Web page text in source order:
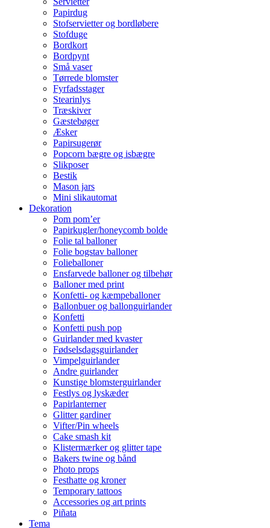
Papirdug
Stofservietter og bordløbere
Stofduge
Bordkort
Bordpynt
Små vaser
Tørrede blomster
Fyrfadsstager
Stearinlys
Træskiver
Gæstebøger
Æsker
Papirsugerør
Popcorn bægre og isbægre
Slikposer
Bestik
Mason jars
Mini slikautomat
Dekoration
Pom pom’er
Papirkugler/honeycomb bolde
Folie tal balloner
Folie bogstav balloner
Folieballoner
Ensfarvede balloner og tilbehør
Balloner med print
Konfetti- og kæmpeballoner
Ballonbuer og ballonguirlander
Konfetti
Konfetti push pop
Guirlander med kvaster
Fødselsdagsguirlander
Vimpelguirlander
Andre guirlander
Kunstige blomsterguirlander
Festlys og lyskæder
Papirlanterner
Glitter gardiner
Vifter/Pin wheels
Cake smash kit
Klistermærker og glitter tape
Bakers twine og bånd
Photo props
Festhatte og kroner
Temporary tattoos
Accessories og art prints
Piñata
Tema